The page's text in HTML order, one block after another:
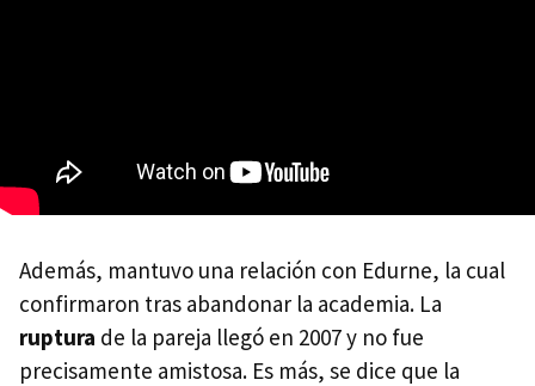
Además, mantuvo una relación con Edurne, la cual
confirmaron tras abandonar la academia. La
ruptura de la pareja llegó en 2007 y no fue
precisamente amistosa. Es más, se dice que la